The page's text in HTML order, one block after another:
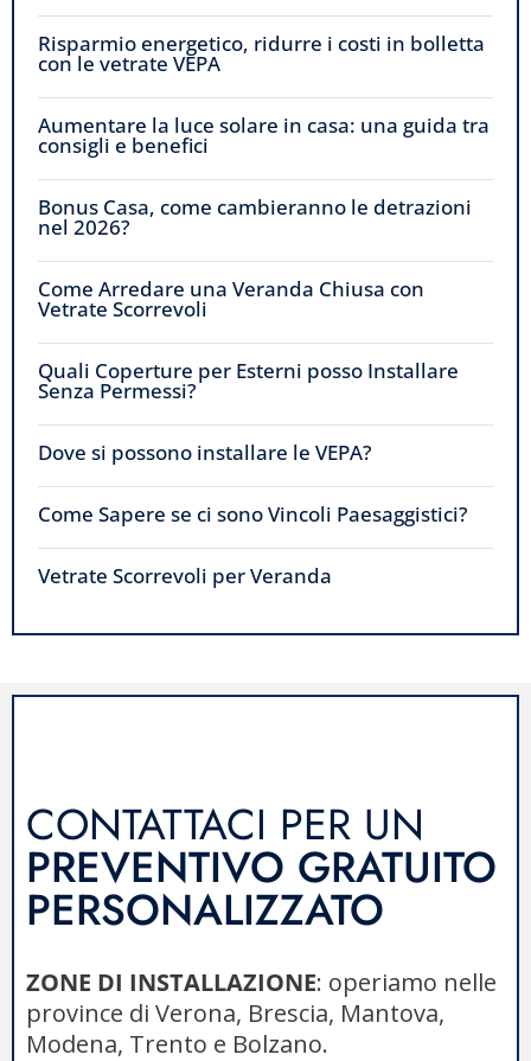
Risparmio energetico, ridurre i costi in bolletta
con le vetrate VEPA
Aumentare la luce solare in casa: una guida tra
consigli e benefici
Bonus Casa, come cambieranno le detrazioni
nel 2026?
Come Arredare una Veranda Chiusa con
Vetrate Scorrevoli
Quali Coperture per Esterni posso Installare
Senza Permessi?
Dove si possono installare le VEPA?
Come Sapere se ci sono Vincoli Paesaggistici?
Vetrate Scorrevoli per Veranda
CONTATTACI PER UN
PREVENTIVO GRATUITO
PERSONALIZZATO
ZONE DI INSTALLAZIONE: operiamo nelle
province di Verona, Brescia, Mantova,
Modena, Trento e Bolzano.